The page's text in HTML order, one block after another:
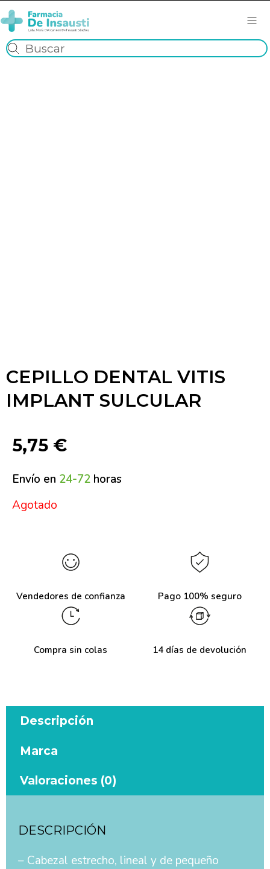
CEPILLO DENTAL VITIS
IMPLANT SULCULAR
5,75 €
Envío en 24-72 horas
Agotado
Vendedores de confianza Pago 100% seguro
Compra sin colas 14 días de devolución
Descripción
Marca
Valoraciones (0)
DESCRIPCIÓN
– Cabezal estrecho, lineal y de pequeño